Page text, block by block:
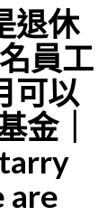
STARRY
EAGLE
AGENT’S
INSIGHTS
｜
PRICE
CHANGES
世
紀
的
吸
血
故
退休
員工
可以
金｜
are